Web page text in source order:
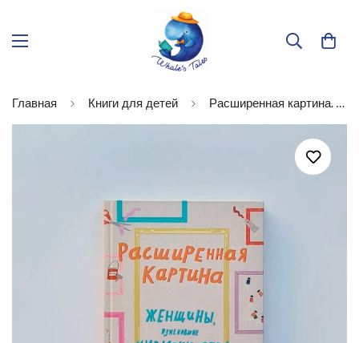
Главная Книги для детей Расширенная картина. Женщины, изменившие мир искусства